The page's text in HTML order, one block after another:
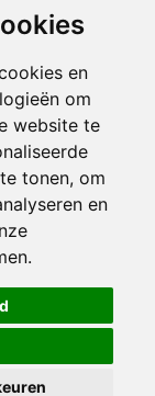
en
om
website te
tonen, om
en
- 17.00
- 17.00